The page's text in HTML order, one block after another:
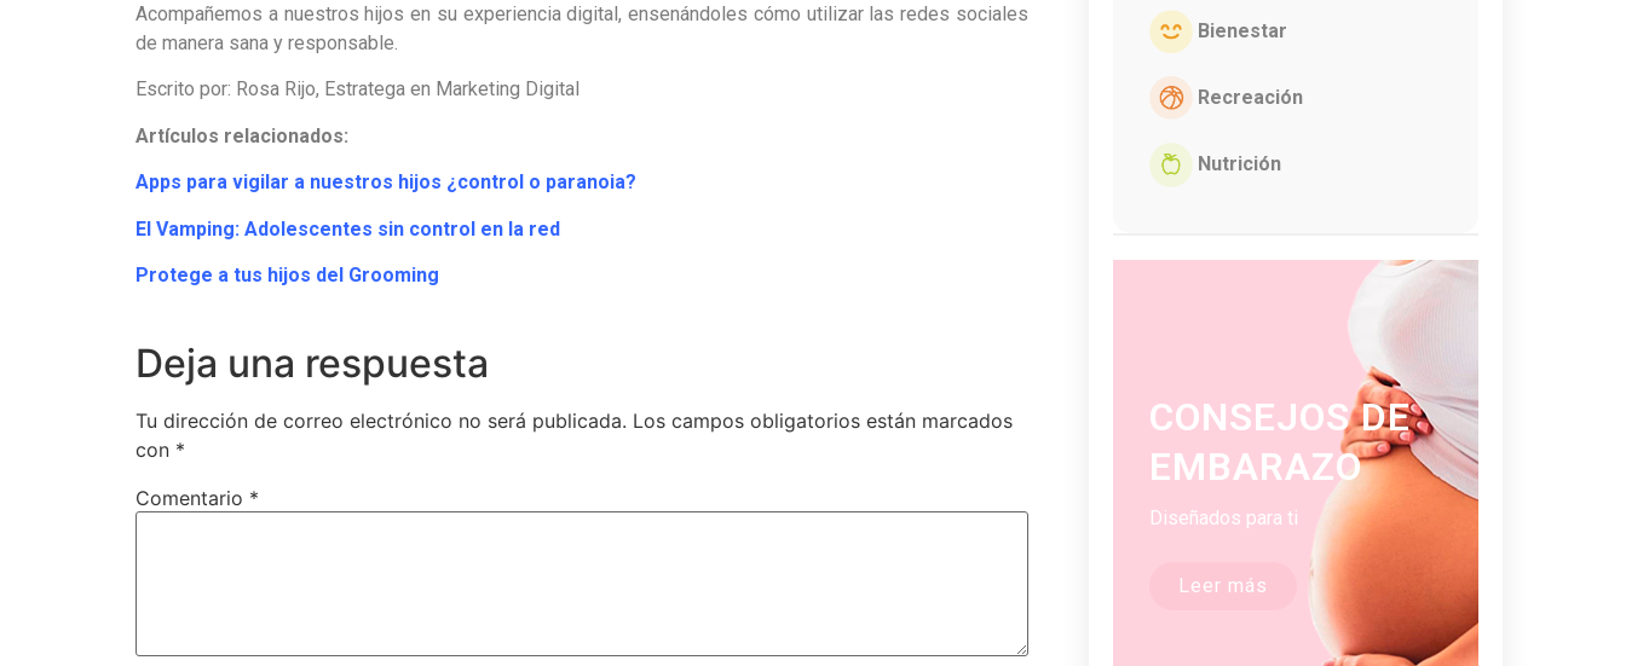
Acompañemos a nuestros hijos en su experiencia digital, ensenándoles cómo utilizar las redes sociales
de manera sana y responsable.
Escrito por: Rosa Rijo, Estratega en Marketing Digital
Artículos relacionados:
Apps para vigilar a nuestros hijos ¿control o paranoia?
El Vamping: Adolescentes sin control en la red
Protege a tus hijos del Grooming
Deja una respuesta
Tu dirección de correo electrónico no será publicada. Los campos obligatorios están marcados
con *
Comentario *
Bienestar
Recreación
Nutrición
CONSEJOS DE
EMBARAZO
Diseñados para ti
Leer más